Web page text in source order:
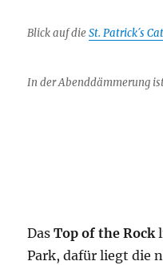
Blick auf dieSt. Patrick´s
In der Abenddämmerung
DasTop of the Rock
Park, dafür liegt die